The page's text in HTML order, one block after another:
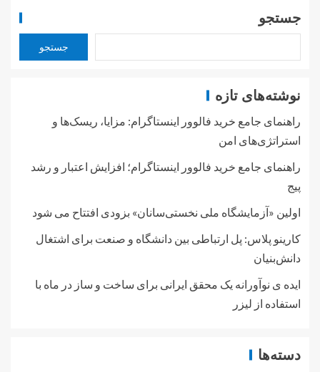
جستجو
جستجو
نوشته‌های تازه
راهنمای جامع خرید فالوور اینستاگرام: مزایا، ریسک‌ها و
استراتژی‌های امن
راهنمای جامع خرید فالوور اینستاگرام؛ افزایش اعتبار و رشد
پیج
اولین «آزمایشگاه ملی نخستی‌سانان» بزودی افتتاح می شود
کارینو پلاس: پل ارتباطی بین دانشگاه و صنعت برای اشتغال
دانش‌بنیان
ایده ی نوآورانه یک محقق ایرانی برای ساخت و ساز در ماه با
استفاده از لیزر
دسته‌ها